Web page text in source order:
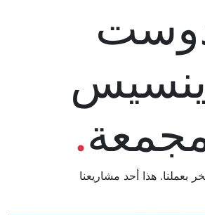
.
بعملنا. هذا أحد مشاريعنا